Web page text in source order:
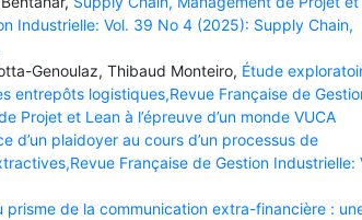
Industrielle: Vol. 39 No 4 (2025): Supply Chain,
Genoulaz, Thibaud Monteiro, Étude
entrepôts logistiques,Revue Française de
Projet et Lean à l’épreuve d’un monde VUCA
d’un plaidoyer au cours d’un processus de
Française de Gestion Industrielle:
prisme de la communication extra-financière :